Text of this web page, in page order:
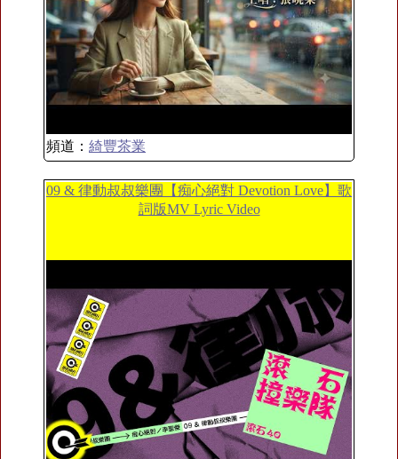
頻道： 綺豐茶業
09 & 律動叔叔樂團【痴心絕對 Devotion Love】歌
詞版MV Lyric Video